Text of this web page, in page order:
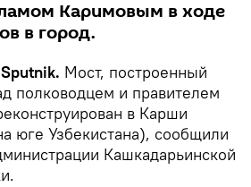
Каримовым в ходе
в город.
Мост, построенный
полководцем и правителем
в Карши
юге Узбекистана), сообщили
Кашкадарьинской